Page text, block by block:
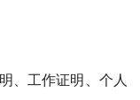
、工作证明、个人